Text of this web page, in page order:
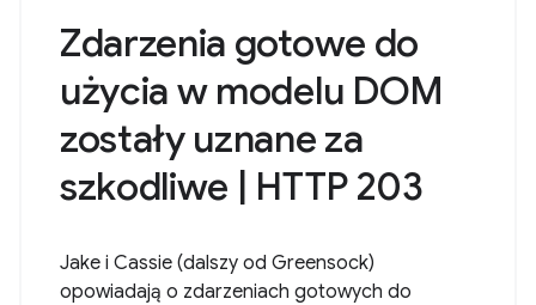
Zdarzenia gotowe do
użycia w modelu DOM
zostały uznane za
szkodliwe | HTTP 203
Jake i Cassie (dalszy od Greensock)
opowiadają o zdarzeniach gotowych do